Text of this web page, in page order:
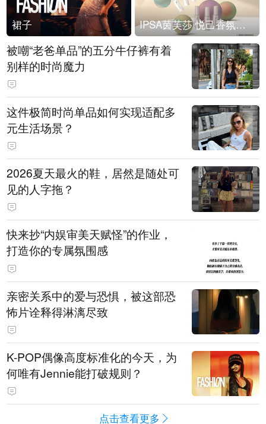
裙子 IPSA茵芙莎 悦己香氛凝露上市
被嘲“老爸单品”的五分牛仔裤有着
别样的时尚魔力
这件极简时尚单品如何实现适配多
元生活场景？
2026夏天最火的鞋，居然是随处可
见的人字拖？
快来抄“内娱审美天赋怪”的作业，
打造你的专属氛围感
亲密关系中的爱与恐惧，被这部恐
怖片诠释得淋漓尽致
K-POP偶像高度标准化的今天，为
何唯有Jennie能打破规则？
点击查看更多